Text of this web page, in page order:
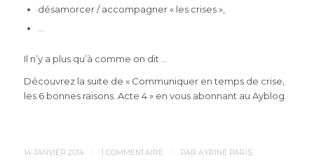
désamorcer / accompagner « les crises »,
Il n’y a plus qu’à comme on dit …
Découvrez la suite de « Communiquer en temps de crise,
les 6 bonnes raisons. Acte 4 » en vous abonnant au Ayblog.
14 JANVIER 2014 1 COMMENTAIRE PAR AYRINE PARIS